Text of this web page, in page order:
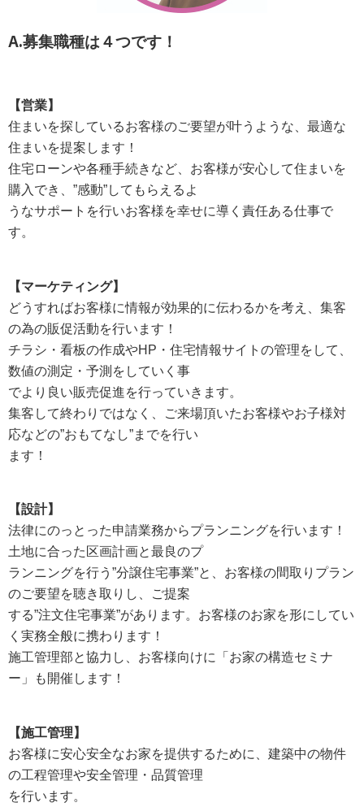
A.募集職種は４つです！
【営業】
住まいを探しているお客様のご要望が叶うような、最適な
住まいを提案します！
住宅ローンや各種手続きなど、お客様が安心して住まいを
購入でき、”感動”してもらえるよ
うなサポートを行いお客様を幸せに導く責任ある仕事で
す。
【マーケティング】
どうすればお客様に情報が効果的に伝わるかを考え、集客
の為の販促活動を行います！
チラシ・看板の作成やHP・住宅情報サイトの管理をして、
数値の測定・予測をしていく事
でより良い販売促進を行っていきます。
集客して終わりではなく、ご来場頂いたお客様やお子様対
応などの”おもてなし”までを行い
ます！
【設計】
法律にのっとった申請業務からプランニングを行います！
土地に合った区画計画と最良のプ
ランニングを行う”分譲住宅事業”と、お客様の間取りプラン
のご要望を聴き取りし、ご提案
する”注文住宅事業”があります。お客様のお家を形にしてい
く実務全般に携わります！
施工管理部と協力し、お客様向けに「お家の構造セミナ
ー」も開催します！
【施工管理】
お客様に安心安全なお家を提供するために、建築中の物件
の工程管理や安全管理・品質管理
を行います。